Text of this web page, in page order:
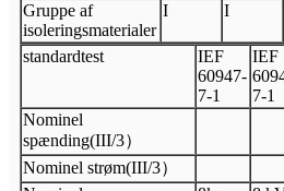
Gruppe af
isoleringsmaterialer
I I
standardtest IEF
60947-
7-1
IEF
7-1
Nominel
spænding(III/3）
Nominel strøm(III/3）